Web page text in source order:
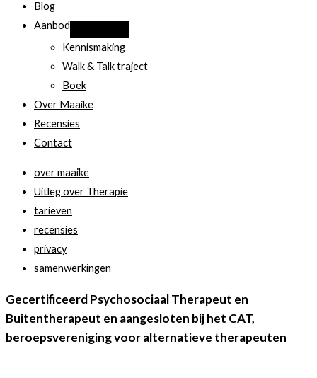
Hoe
kan?
Blog
Aanbod
Kennismaking
Walk & Talk traject
Boek
Over Maaike
Recensies
Contact
over maaike
Uitleg over Therapie
tarieven
recensies
privacy
samenwerkingen
Gecertificeerd Psychosociaal Therapeut en
Buitentherapeut en aangesloten bij het CAT,
beroepsvereniging voor alternatieve therapeuten